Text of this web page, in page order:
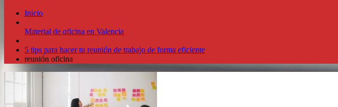
Inicio
Material de oficina en Valencia
5 tips para hacer tu reunión de trabajo de forma eficiente
reunión oficina